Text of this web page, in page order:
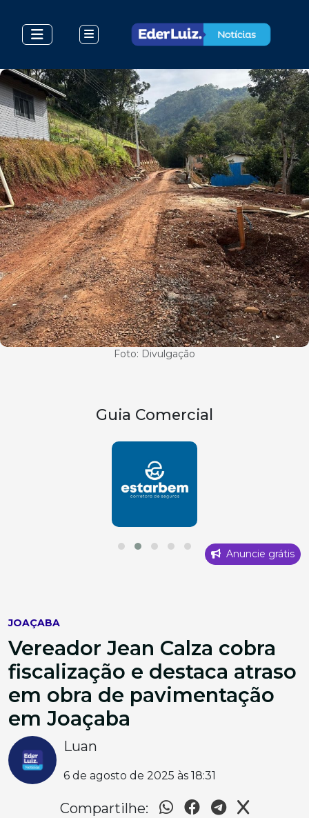
Foto: Divulgação
Guia Comercial
Anuncie grátis
JOAÇABA
Vereador Jean Calza cobra
fiscalização e destaca atraso
em obra de pavimentação
em Joaçaba
Luan
6 de agosto de 2025 às 18:31
Compartilhe: